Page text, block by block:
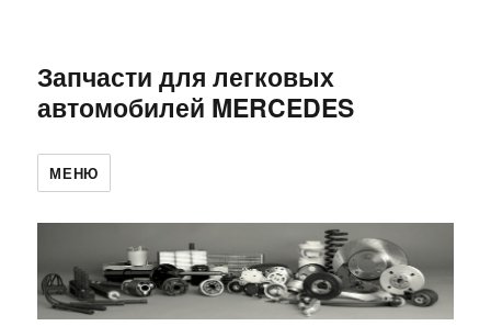
Запчасти для легковых
автомобилей MERCEDES
МЕНЮ